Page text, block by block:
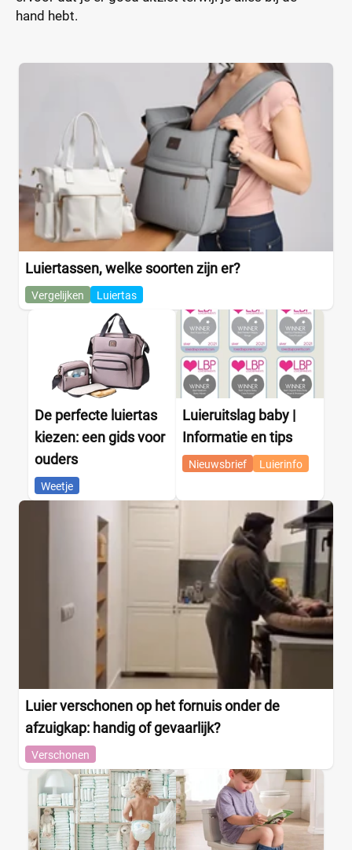
hand hebt.
Luiertassen, welke soorten zijn er?
Vergelijken Luiertas
De perfecte luiertas
kiezen: een gids voor
ouders
Weetje
Luieruitslag baby |
Informatie en tips
Nieuwsbrief Luierinfo
Luier verschonen op het fornuis onder de
afzuigkap: handig of gevaarlijk?
Verschonen